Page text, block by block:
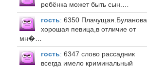
ребёнка может быть сын.…
гость: 6350 Плачущая.Буланова
хорошая певица,в отличие от
мн�…
гость: 6347 слово рассадник
всегда имело криминальный